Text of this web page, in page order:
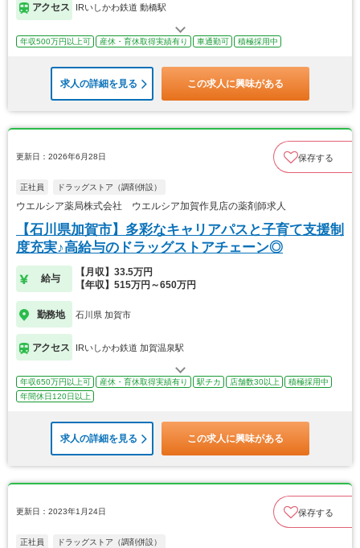
アクセス IRいしかわ鉄道 動橋駅
年収500万円以上可 産休・育休取得実績有り 車通勤可 積極採用中
求人の詳細を見る この求人に興味がある
更新日：2026年6月28日 保存する
正社員 ドラッグストア（調剤併設）
ウエルシア薬局株式会社 ウエルシア加賀作見店の薬剤師求人
【石川県加賀市】多彩なキャリアパスと子育て支援制
度充実♪高給与のドラッグストアチェーン◎
給与
【月収】33.5万円
【年収】515万円～650万円
勤務地 石川県 加賀市
アクセス IRいしかわ鉄道 加賀温泉駅
年収650万円以上可 産休・育休取得実績有り 駅チカ 店舗数30以上
積極採用中
年間休日120日以上
求人の詳細を見る この求人に興味がある
更新日：2023年1月24日 保存する
正社員 ドラッグストア（調剤併設）